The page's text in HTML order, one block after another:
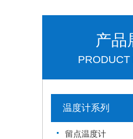
产品
PRODUCT
温度计系列
留点温度计